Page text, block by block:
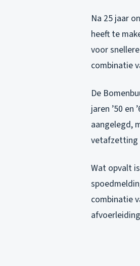
Na 25 jaar
heeft te
voor
combinatie
De
jaren ’50
aangelegd,
vetafzetting
Wat opvalt
combinatie